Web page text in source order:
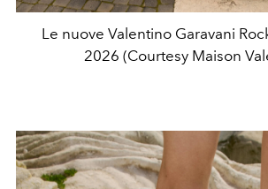
Le nuove Valentino Garavani
2026 (Courtesy Maison